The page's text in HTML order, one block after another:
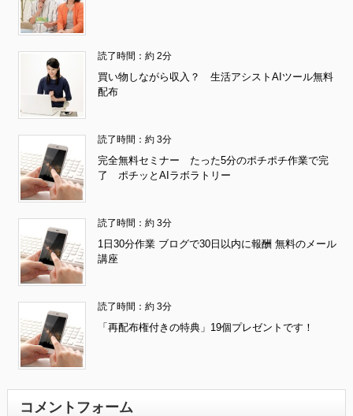
読了時間：約 2分
買い物しながら収入？ 生活アシストAIツール無料
配布
読了時間：約 3分
完全無料セミナー たった5分のポチポチ作業で完
了 ポチッとAIラボラトリー
読了時間：約 3分
1日30分作業 ブログで30日以内に報酬 無料のメール
講座
読了時間：約 3分
「再配布権付きの特典」19個プレゼントです！
コメントフォーム